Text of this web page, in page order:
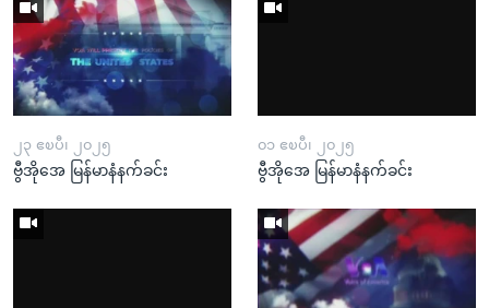
၂၃ ဧၿပီ၊ ၂၀၂၅
ဗွီအိုအေ မြန်မာနံနက်ခင်း
၀၁ ဧၿပီ၊ ၂၀၂၅
ဗွီအိုအေ မြန်မာနံနက်ခင်း